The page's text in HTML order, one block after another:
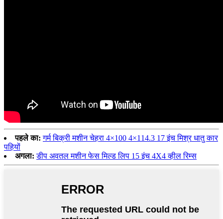
पहले का: गर्म बिक्री मशीन चेहरा 4×100 4×114.3 17 इंच मिश्र धातु कार
पहियों
अगला: डीप अवतल मशीन फेस मिल्ड लिप 15 इंच 4X4 व्हील रिम्स